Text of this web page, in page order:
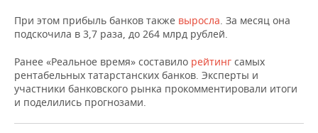
ONLINE-КОНФЕРЕНЦИИ
ОТКРЫТАЯ ЛЕКЦИЯ
ХОККЕЙ
БАСКЕТБОЛ
ВОЛЕЙБОЛ
ВЛАСТЬ
ИНФРАСТРУКТУРА
ИСТОРИЯ
СЮЖЕТЫ
СПРАВОЧНИК
СПИСОК ПЕРСОН
ПОЛНАЯ ВЕРСИЯ
При этом прибыль банков также выросла. За месяц она
подскочила в 3,7 раза, до 264 млрд рублей.
Ранее «Реальное время» составило рейтинг самых
рентабельных татарстанских банков. Эксперты и
участники банковского рынка прокомментировали итоги
и поделились прогнозами.